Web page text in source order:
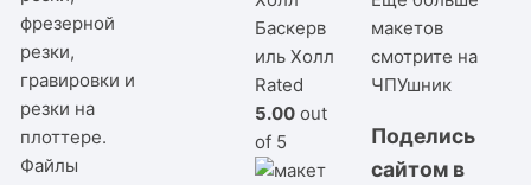
фрезерной
резки,
гравировки и
резки на
плоттере.
Файлы
Баскерв
иль Холл
Rated
5.00 out
of 5
макетов
смотрите на
ЧПУшник
Поделись
сайтом в